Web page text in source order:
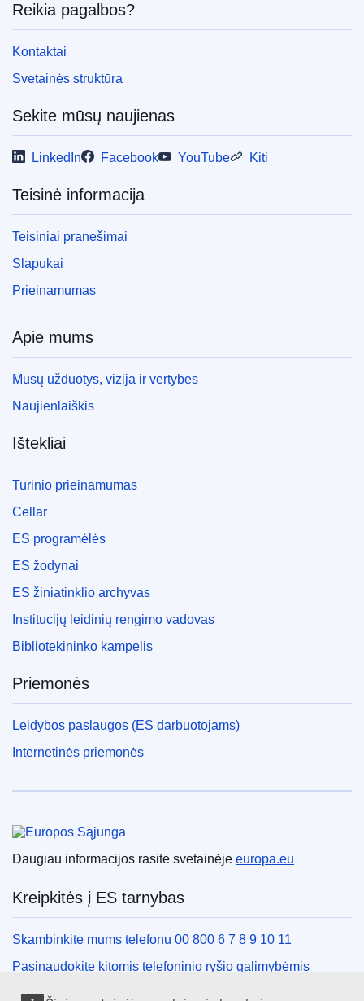
EDITION : 21771eb1-4415-11ed-92ed-01aa75ed71a1
EDITION : e2cd527b-d67f-11ec-a95f-01aa75ed71a1
EDITION : 00eb6673-e63b-11ee-8b2b-01aa75ed71a1
EDITION : e931545b-f397-11ef-b7db-01aa75ed71a1
Reikia pagalbos?
Kontaktai
Svetainės struktūra
Sekite mūsų naujienas
LinkedIn Facebook YouTube Kiti
Teisinė informacija
Teisiniai pranešimai
Slapukai
Prieinamumas
Apie mums
Mūsų užduotys, vizija ir vertybės
Naujienlaiškis
Ištekliai
Turinio prieinamumas
Cellar
ES programėlės
ES žodynai
ES žiniatinklio archyvas
Institucijų leidinių rengimo vadovas
Bibliotekininko kampelis
Priemonės
Leidybos paslaugos (ES darbuotojams)
Internetinės priemonės
Daugiau informacijos rasite svetainėje europa.eu
Kreipkitės į ES tarnybas
Skambinkite mums telefonu 00 800 6 7 8 9 10 11
Pasinaudokite kitomis telefoninio ryšio galimybėmis
Rašykite mums naudodamiesi kontaktine forma